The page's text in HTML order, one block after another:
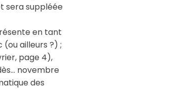
sera suppléée
en tant
ailleurs ?) ;
page 4),
novembre
des